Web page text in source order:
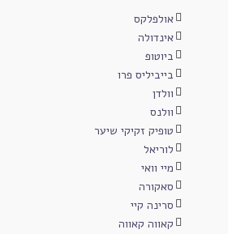
אולפלקס
אינדולה
ביוטופ
בייביליס פרו
וולדן
וולנס
טופיק זקיקי שיער
לוריאל
מיי וואי
סאקורה
סרינה קיי
קאווה קאווה